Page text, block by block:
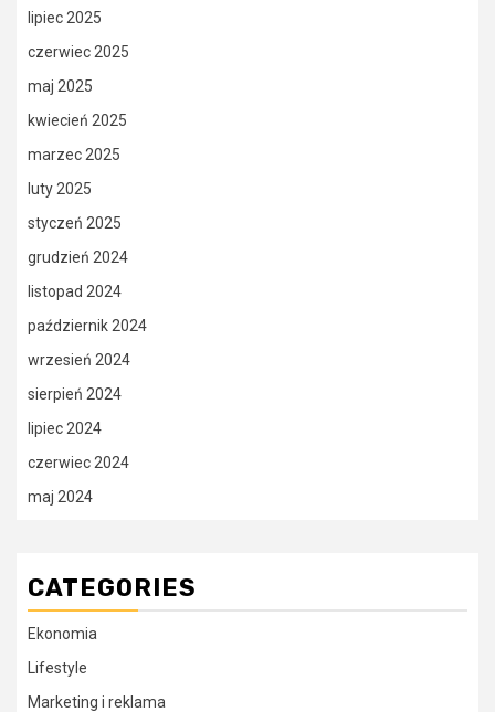
lipiec 2025
czerwiec 2025
maj 2025
kwiecień 2025
marzec 2025
luty 2025
styczeń 2025
grudzień 2024
listopad 2024
październik 2024
wrzesień 2024
sierpień 2024
lipiec 2024
czerwiec 2024
maj 2024
CATEGORIES
Ekonomia
Lifestyle
Marketing i reklama